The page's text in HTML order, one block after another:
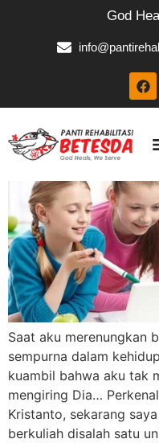
God
Saat aku merenungkan
sempurna dalam
kuambil bahwa aku tak
mengiring Dia…
Kristanto, sekarang
berkuliah disalah satu